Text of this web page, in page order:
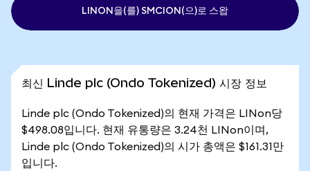
LINON을(를) SMCION(으)로 스왑
최신 Linde plc (Ondo Tokenized) 시장 정보
Linde plc (Ondo Tokenized)의 현재 가격은 LINon당
$498.08입니다. 현재 유통량은 3.24천 LINon이며,
Linde plc (Ondo Tokenized)의 시가 총액은 $161.31만
입니다.